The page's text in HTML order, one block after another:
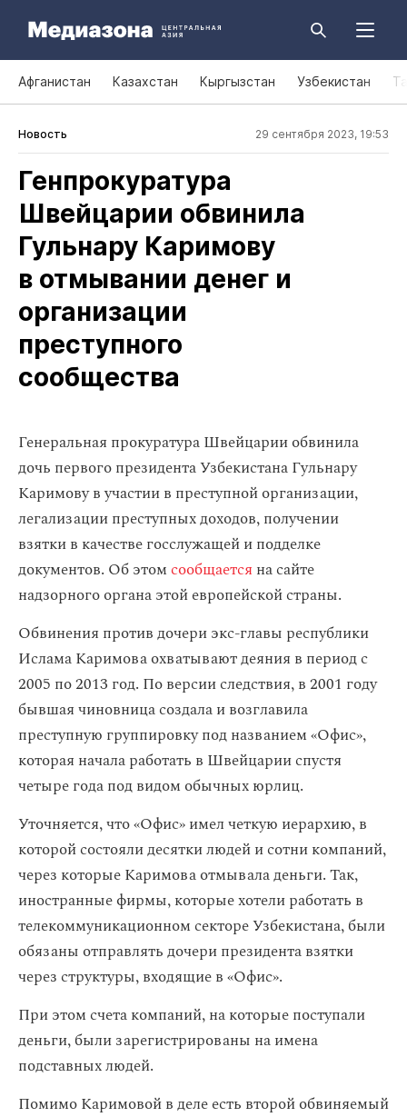
Афганистан Казахстан Кыргызстан Узбекистан
Новость 29 сентября 2023, 19:53
Генпрокуратура
Швейцарии обвинила
Гульнару Каримову
в отмывании денег и
организации
преступного
сообщества
Генеральная прокуратура Швейцарии обвинила
дочь первого президента Узбекистана Гульнару
Каримову в участии в преступной организации,
легализации преступных доходов, получении
взятки в качестве госслужащей и подделке
документов. Об этомсообщается на сайте
надзорного органа этой европейской страны.
Обвинения против дочери экс-главы республики
Ислама Каримова охватывают деяния в период с
2005 по 2013 год. По версии следствия, в 2001 году
бывшая чиновница создала и возглавила
преступную группировку под названием «Офис»,
которая начала работать в Швейцарии спустя
четыре года под видом обычных юрлиц.
Уточняется, что «Офис» имел четкую иерархию, в
которой состояли десятки людей и сотни компаний,
через которые Каримова отмывала деньги. Так,
иностранные фирмы, которые хотели работать в
телекоммуникационном секторе Узбекистана, были
обязаны отправлять дочери президента взятки
через структуры, входящие в «Офис».
При этом счета компаний, на которые поступали
деньги, были зарегистрированы на имена
подставных людей.
Помимо Каримовой в деле есть второй обвиняемый